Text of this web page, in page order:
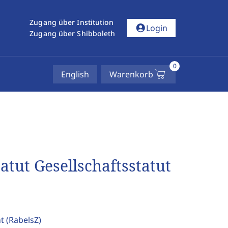
Zugang über Institution
Zugang über Shibboleth
account_circleLogin
English Warenkorb
0
Gesellschaftsstatut
(RabelsZ)